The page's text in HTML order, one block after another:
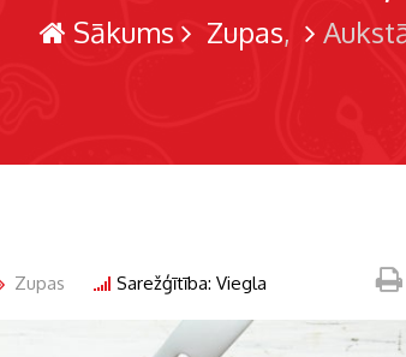
Sākums Zupas
Zupas Sarežģītība: Viegla